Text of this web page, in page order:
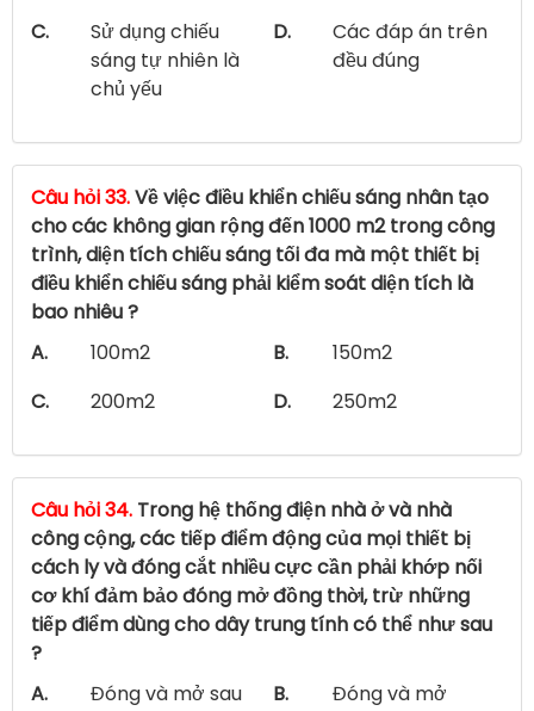
C.
Sử dụng chiếu
sáng tự nhiên là
chủ yếu
D.
Các đáp án trên
đều đúng
Câu hỏi 33.Về việc điều khiển chiếu sáng nhân tạo
cho các không gian rộng đến 1000 m2 trong công
trình, diện tích chiếu sáng tối đa mà một thiết bị
điều khiển chiếu sáng phải kiểm soát diện tích là
bao nhiêu ?
A.
100m2 B.
150m2
C.
200m2 D. 250m2
Câu hỏi 34. Trong hệ thống điện nhà ở và nhà
công cộng, các tiếp điểm động của mọi thiết bị
cách ly và đóng cắt nhiều cực cần phải khớp nối
cơ khí đảm bảo đóng mở đồng thời, trừ những
tiếp điểm dùng cho dây trung tính có thể như sau
?
A.
Đóng và mở sau
B.
Đóng và mở